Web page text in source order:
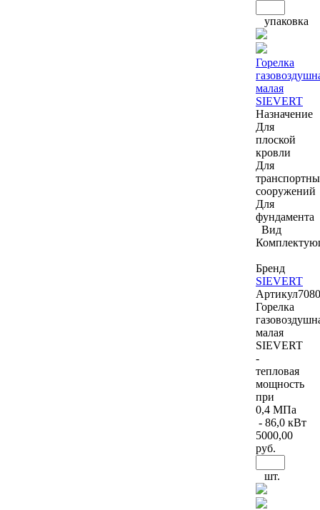
упаковка
Горелка
малая
SIEVERT
Назначение
Для
плоской
кровли
Для
сооружений
Для
фундамента
Вид
Бренд
SIEVERT
Артикул
Горелка
малая
SIEVERT
-
тепловая
мощность
при
0,4 МПа
- 86,0 кВт
5000,00
руб.
шт.